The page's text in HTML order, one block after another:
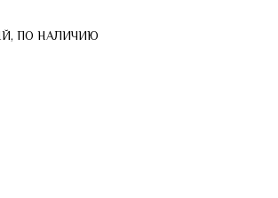
ПО НАЛИЧИЮ